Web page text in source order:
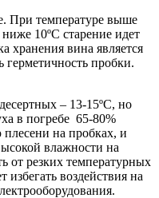
При температуре выше
10ºС старение идет
хранения вина является
герметичность пробки.
– 13-15ºС, но
в погребе 65-80%
на пробках, и
влажности на
от резких температурных
воздействия на